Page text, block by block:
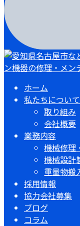
ホーム
私たちについて
取り組み
会社概要
業務内容
機械修理
機械設計
重量物搬
採用情報
協力会社募集
ブログ
コラム